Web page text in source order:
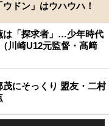
ドン」はウハウハ！
は「探求者」…少年時代
川崎U12元監督・髙﨑
にそっくり 盟友・二村